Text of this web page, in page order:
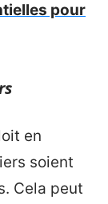
pour
en
soient
Cela peut